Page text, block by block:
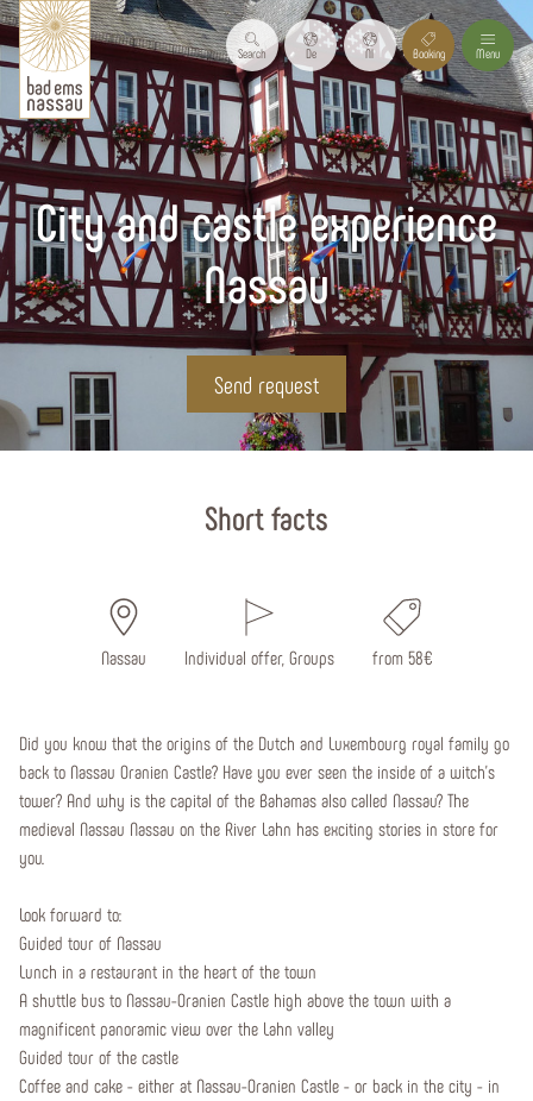
Search De Nl Booking Menu
City and castle experience
Nassau
Send request
Short facts
Nassau Individual offer, Groups from 58€
Did you know that the origins of the Dutch and Luxembourg royal family go
back to Nassau Oranien Castle? Have you ever seen the inside of a witch's
tower? And why is the capital of the Bahamas also called Nassau? The
medieval Nassau Nassau on the River Lahn has exciting stories in store for
you.
Look forward to:
Guided tour of Nassau
Lunch in a restaurant in the heart of the town
A shuttle bus to Nassau-Oranien Castle high above the town with a
magnificent panoramic view over the Lahn valley
Guided tour of the castle
Coffee and cake - either at Nassau-Oranien Castle - or back in the city - in